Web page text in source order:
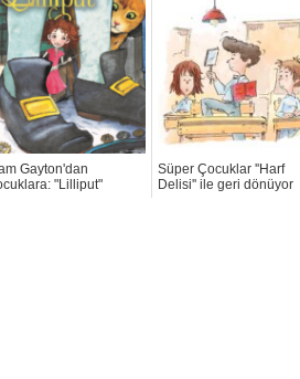
Gayton'dan
"Lilliput"
Süper Çocuklar ''Harf
Delisi'' ile geri dönüyor